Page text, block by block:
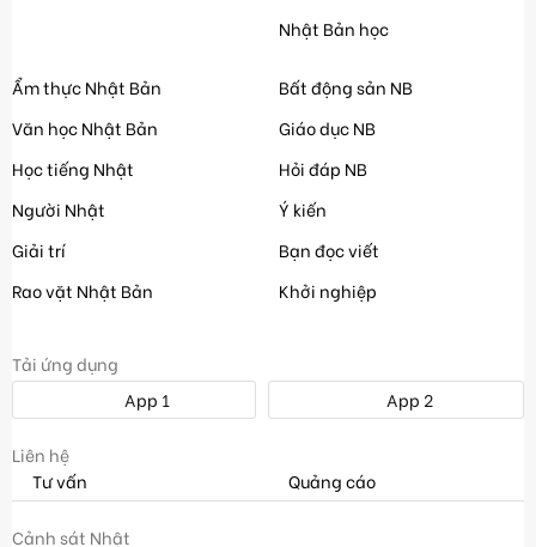
Nhật Bản học
Ẩm thực Nhật Bản
Văn học Nhật Bản
Học tiếng Nhật
Người Nhật
Giải trí
Rao vặt Nhật Bản
Bất động sản NB
Giáo dục NB
Hỏi đáp NB
Ý kiến
Bạn đọc viết
Khởi nghiệp
Tải ứng dụng
App 1
App 2
Liên hệ
Tư vấn
Quảng cáo
Cảnh sát Nhật